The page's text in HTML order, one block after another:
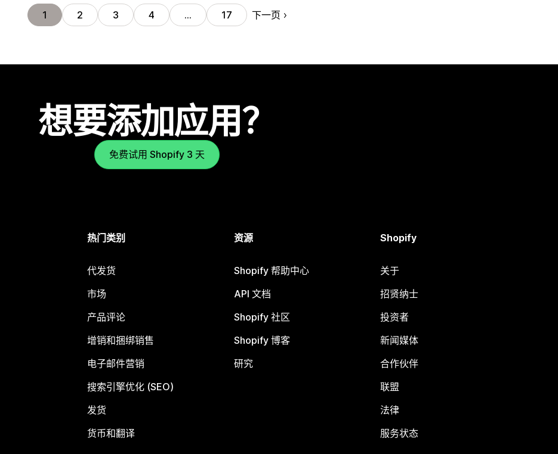
1 2 3 4 … 17 下一页
想要添加应用？
免费试用 Shopify 3 天
热门类别
代发货
市场
产品评论
增销和捆绑销售
电子邮件营销
搜索引擎优化 (SEO)
发货
货币和翻译
资源
Shopify 帮助中心
API 文档
Shopify 社区
Shopify 博客
研究
Shopify
关于
招贤纳士
投资者
新闻媒体
合作伙伴
联盟
法律
服务状态